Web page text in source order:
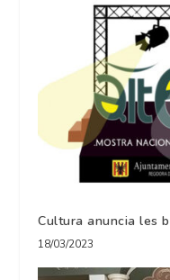
Cultura anuncia les
18/03/2023